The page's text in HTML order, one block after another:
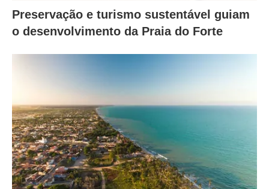
Preservação e turismo sustentável guiam
o desenvolvimento da Praia do Forte